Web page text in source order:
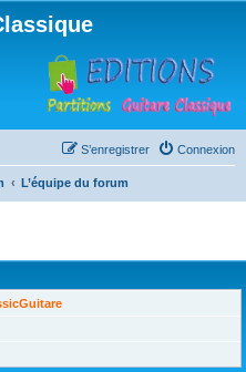
Connexion
S’enregistrer
L’équipe du forum